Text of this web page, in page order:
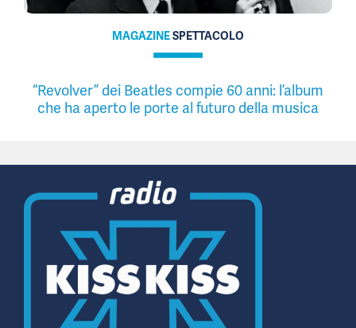
MAGAZINESPETTACOLO
“Revolver” dei Beatles compie 60 anni: l’album
che ha aperto le porte al futuro della musica